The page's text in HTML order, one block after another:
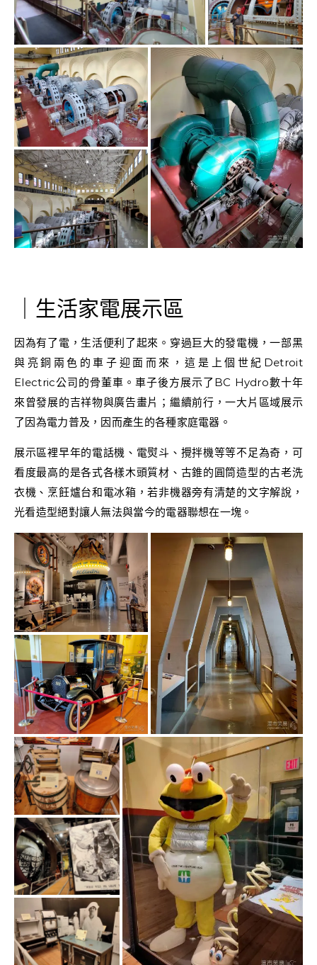
｜生活家電展示區
因為有了電，生活便利了起來。穿過巨大的發電機，一部黑
與亮銅兩色的車子迎面而來，這是上個世紀Detroit
Electric公司的骨董車。車子後方展示了BC Hydro數十年
來曾發展的吉祥物與廣告畫片；繼續前行，一大片區域展示
了因為電力普及，因而產生的各種家庭電器。
展示區裡早年的電話機、電熨斗、攪拌機等等不足為奇，可
看度最高的是各式各樣木頭質材、古錐的圓筒造型的古老洗
衣機、烹飪爐台和電冰箱，若非機器旁有清楚的文字解說，
光看造型絕對讓人無法與當今的電器聯想在一塊。